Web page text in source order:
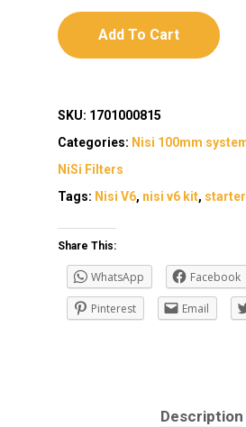
Add To Cart
SKU: 1701000815
Categories: Nisi 100mm
NiSi Filters
Tags: Nisi V6, nisi v6 kit,
Share This:
WhatsApp Facebook
Pinterest Email
Description